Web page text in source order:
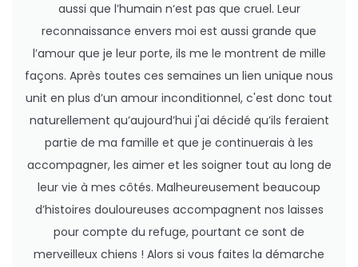
aussi que l’humain n‘est pas que cruel. Leur
reconnaissance envers moi est aussi grande que
l’amour que je leur porte, ils me le montrent de mille
façons. Après toutes ces semaines un lien unique nous
unit en plus d’un amour inconditionnel, c'est donc tout
naturellement qu’aujourd’hui j'ai décidé qu’ils feraient
partie de ma famille et que je continuerais à les
accompagner, les aimer et les soigner tout au long de
leur vie à mes côtés. Malheureusement beaucoup
d’histoires douloureuses accompagnent nos laisses
pour compte du refuge, pourtant ce sont de
merveilleux chiens ! Alors si vous faites la démarche